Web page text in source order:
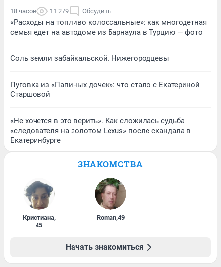
18 часов 11 279 Обсудить
«Расходы на топливо колоссальные»: как многодетная
семья едет на автодоме из Барнаула в Турцию — фото
Соль земли забайкальской. Нижегородцевы
Пуговка из «Папиных дочек»: что стало с Екатериной
Старшовой
«Не хочется в это верить». Как сложилась судьба
«следователя на золотом Lexus» после скандала в
Екатеринбурге
ЗНАКОМСТВА
Кристиана,
45
Roman,49
Начать знакомиться